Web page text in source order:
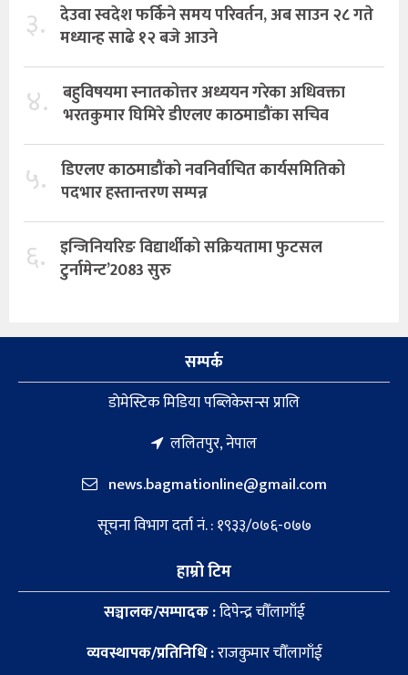
३. देउवा स्वदेश फर्किने समय परिवर्तन, अब साउन २८ गते
मध्यान्ह साढे १२ बजे आउने
४. बहुविषयमा स्नातकोत्तर अध्ययन गरेका अधिवक्ता
भरतकुमार घिमिरे डीएलए काठमाडौंका सचिव
५. डिएलए काठमाडौंको नवनिर्वाचित कार्यसमितिको
पदभार हस्तान्तरण सम्पन्न
६. इन्जिनियरिङ विद्यार्थीको सक्रियतामा फुटसल
टुर्नामेन्ट’2083 सुरु
सम्पर्क
डाेमेस्टिक मिडिया पब्लिकेसन्स प्रालि
ललितपुर, नेपाल
news.bagmationline@gmail.com
सूचना विभाग दर्ता नं. : १९३३/०७६-०७७
हाम्रो टिम
सञ्चालक/सम्पादक :दिपेन्द्र चौँलागाँई
व्यवस्थापक/प्रतिनिधि :राजकुमार चौँलागाँई